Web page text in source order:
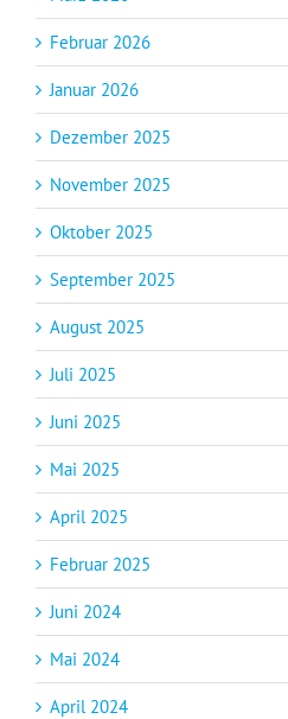
Februar 2026
Januar 2026
Dezember 2025
November 2025
Oktober 2025
September 2025
August 2025
Juli 2025
Juni 2025
Mai 2025
April 2025
Februar 2025
Juni 2024
Mai 2024
April 2024